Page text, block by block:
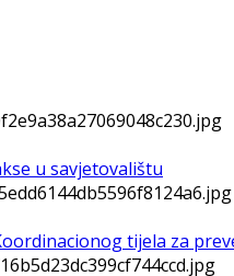
u savjetovalištu
tijela za